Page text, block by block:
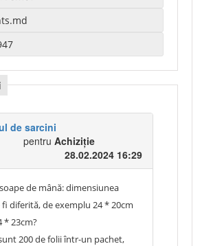
de sarcini
pentru Achiziție
28.02.2024 16:29
de mână: dimensiunea
diferită, de exemplu 24 * 20cm
* 23cm?
200 de folii într-un pachet,